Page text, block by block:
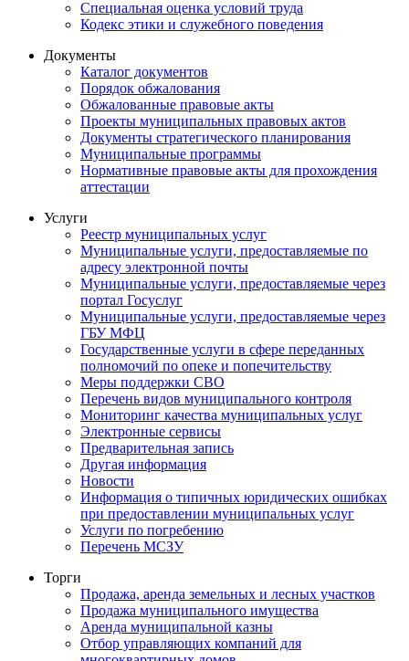
Специальная оценка условий труда
Кодекс этики и служебного поведения
Документы
Каталог документов
Порядок обжалования
Обжалованные правовые акты
Проекты муниципальных правовых актов
Документы стратегического планирования
Муниципальные программы
Нормативные правовые акты для прохождения
аттестации
Услуги
Реестр муниципальных услуг
Муниципальные услуги, предоставляемые по
адресу электронной почты
Муниципальные услуги, предоставляемые через
портал Госуслуг
Муниципальные услуги, предоставляемые через
ГБУ МФЦ
Государственные услуги в сфере переданных
полномочий по опеке и попечительству
Меры поддержки СВО
Перечень видов муниципального контроля
Мониторинг качества муниципальных услуг
Электронные сервисы
Предварительная запись
Другая информация
Новости
Информация о типичных юридических ошибках
при предоставлении муниципальных услуг
Услуги по погребению
Перечень МСЗУ
Торги
Продажа, аренда земельных и лесных участков
Продажа муниципального имущества
Аренда муниципальной казны
Отбор управляющих компаний для